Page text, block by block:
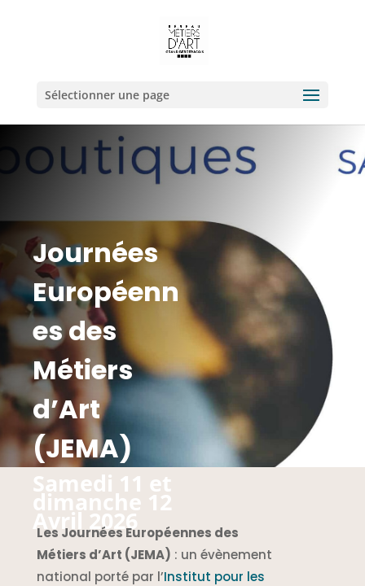
Sélectionner une page
Journées
Européenn
esdes
Métiers
d’Art
(JEMA)
Samedi 11 et
dimanche 12
Avril 2026
Les Journées Européennes des
Métiers d’Art (JEMA) : un évènement
national porté par l’Institut pour les